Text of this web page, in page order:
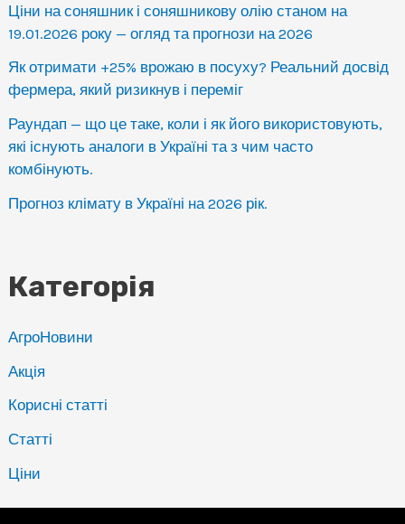
Ціни на соняшник і соняшникову олію станом на
19.01.2026 року — огляд та прогнози на 2026
Як отримати +25% врожаю в посуху? Реальний досвід
фермера, який ризикнув і переміг
Раундап — що це таке, коли і як його використовують,
які існують аналоги в Україні та з чим часто
комбінують.
Прогноз клімату в Україні на 2026 рік.
Категорія
АгроНовини
Акція
Корисні статті
Статті
Ціни